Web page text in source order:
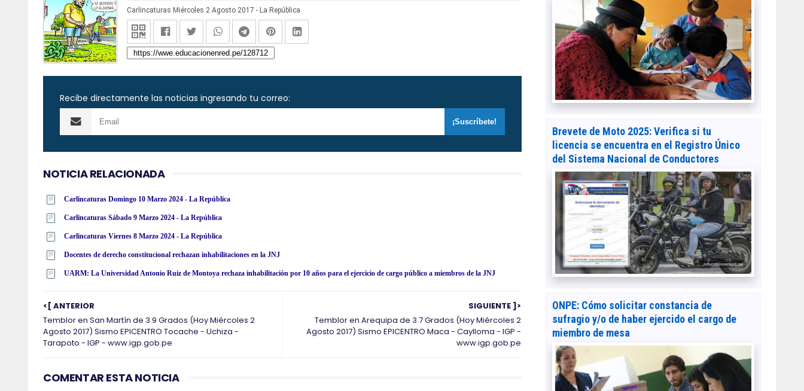
Carlincaturas Miércoles 2 Agosto 2017 - La República
Recibe directamente las noticias ingresando tu correo:
NOTICIA RELACIONADA
Carlincaturas Domingo 10 Marzo 2024 - La República
Carlincaturas Sábado 9 Marzo 2024 - La República
Carlincaturas Viernes 8 Marzo 2024 - La República
Docentes de derecho constitucional rechazan inhabilitaciones en la JNJ
UARM: La Universidad Antonio Ruiz de Montoya rechaza inhabilitación por 10 años para el ejercicio de cargo público a miembros de la JNJ
SIGUIENTE ]>
Temblor en Arequipa de 3.7 Grados (Hoy Miércoles 2
Agosto 2017) Sismo EPICENTRO Maca - Caylloma - IGP -
www.igp.gob.pe
<[ ANTERIOR
Temblor en San Martín de 3.9 Grados (Hoy Miércoles 2
Agosto 2017) Sismo EPICENTRO Tocache - Uchiza -
Tarapoto - IGP - www.igp.gob.pe
COMENTAR ESTA NOTICIA
Brevete de Moto 2025: Verifica si tu
licencia se encuentra en el Registro Único
del Sistema Nacional de Conductores
ONPE: Cómo solicitar constancia de
sufragio y/o de haber ejercido el cargo de
miembro de mesa